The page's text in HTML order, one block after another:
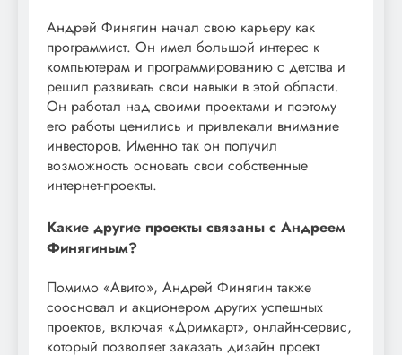
Андрей Финягин начал свою карьеру как
программист. Он имел большой интерес к
компьютерам и программированию с детства и
решил развивать свои навыки в этой области.
Он работал над своими проектами и поэтому
его работы ценились и привлекали внимание
инвесторов. Именно так он получил
возможность основать свои собственные
интернет-проекты.
Какие другие проекты связаны с Андреем
Финягиным?
Помимо «Авито», Андрей Финягин также
соосновал и акционером других успешных
проектов, включая «Дримкарт», онлайн-сервис,
который позволяет заказать дизайн проект